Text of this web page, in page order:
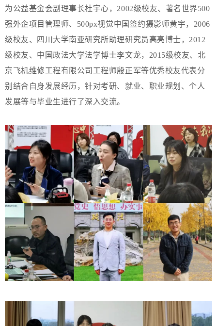
为公益基金会副理事长杜宇心，2002级校友、著名世界500
强外企项目管理师、500px视觉中国签约摄影师黄宇，2006
级校友、四川大学南亚研究所助理研究员高亮博士，2012
级校友、中国政法大学法学博士李文龙，2015级校友、北
京飞机维修工程有限公司工程师殷正军等优秀校友代表分
别结合自身发展经历，针对考研、就业、职业规划、个人
发展等与毕业生进行了深入交流。